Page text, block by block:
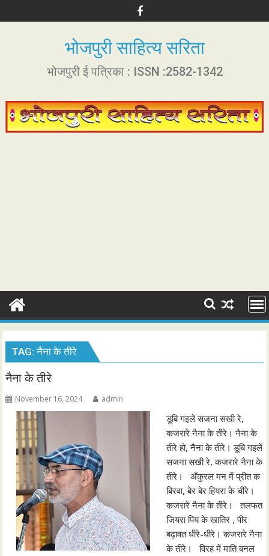
k
भोजपुरी साहित्य सरिता
भोजपुरी ई पत्रिका : ISSN :2582-1342
TAG:नैना के तीरे
नैना के तीरे
November 16, 2024 admin
डूबि गइलें सजना सखी रे,
कजरारे नैना के तीरे। नैना के
तीरे हो, नैना के तीरे। डूबि गइलें
सजना सखी रे, कजरारे नैना के
तीरे। अँकुरल मन में प्रीत क
बिरवा, बेर बेर हियरा के चीरे।
कजरारे नैना के तीरे। तलफत
जियरा पिय के खातिर , पीर
बढ़ावत धीरे-धीरे। कजरारे नैना
के तीरे। विरह में माति बनल